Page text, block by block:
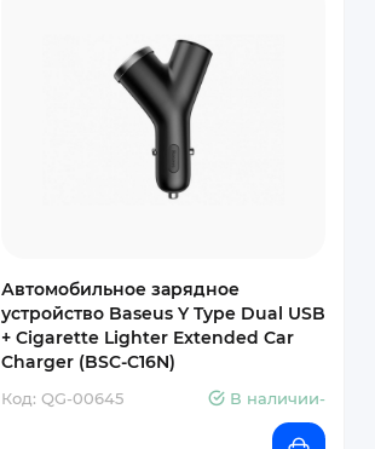
Автомобильное зарядное
устройство Baseus Y Type Dual USB
+ Cigarette Lighter Extended Car
Charger (BSC-C16N)
Код: QG-00645 В наличии-